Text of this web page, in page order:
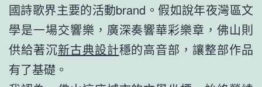
國詩歌界主要的活動brand。假如說年夜灣區文
學是一場交響樂，廣深奏響華彩樂章，佛山則
供給著沉新古典設計穩的高音部，讓整部作品
有了基礎。